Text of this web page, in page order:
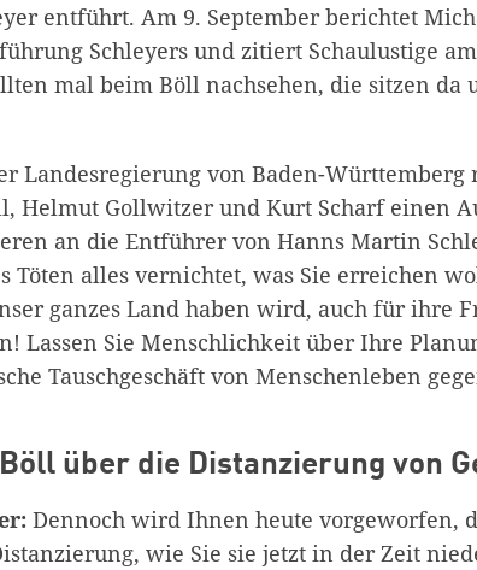
entführt. Am 9. September berichtet
Schleyers und zitiert Schaulustige
mal beim Böll nachsehen, die sitzen da
Landesregierung von Baden-
Helmut Gollwitzer und Kurt Scharf einen
an die Entführer von Hanns Martin
Töten alles vernichtet, was Sie erreichen
ganzes Land haben wird, auch für ihre
Lassen Sie Menschlichkeit über Ihre
Tauschgeschäft von Menschenleben
über die Distanzierung von
Dennoch wird Ihnen heute vorgeworfen,
wie Sie sie jetzt in der Zeit